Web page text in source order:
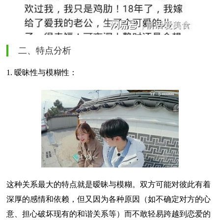
二、特点分析
1. 暧昧性与模糊性：
这种关系最大的特点就是暧昧与模糊。双方可能对彼此有着
深厚的感情和依赖，但又因为各种原因（如不确定对方的心
意、担心破坏现有的和谐关系等）而不敢轻易跨越到恋爱的